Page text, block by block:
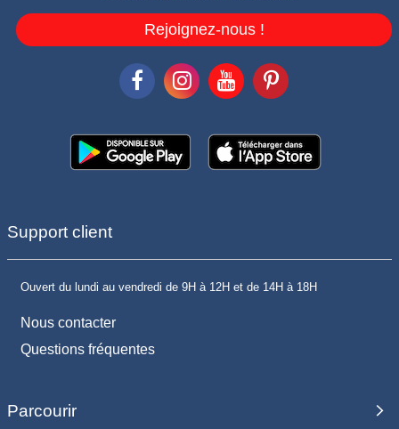
Rejoignez-nous !
Support client
Ouvert du lundi au vendredi de 9H à 12H et de 14H à 18H
Nous contacter
Questions fréquentes
Parcourir